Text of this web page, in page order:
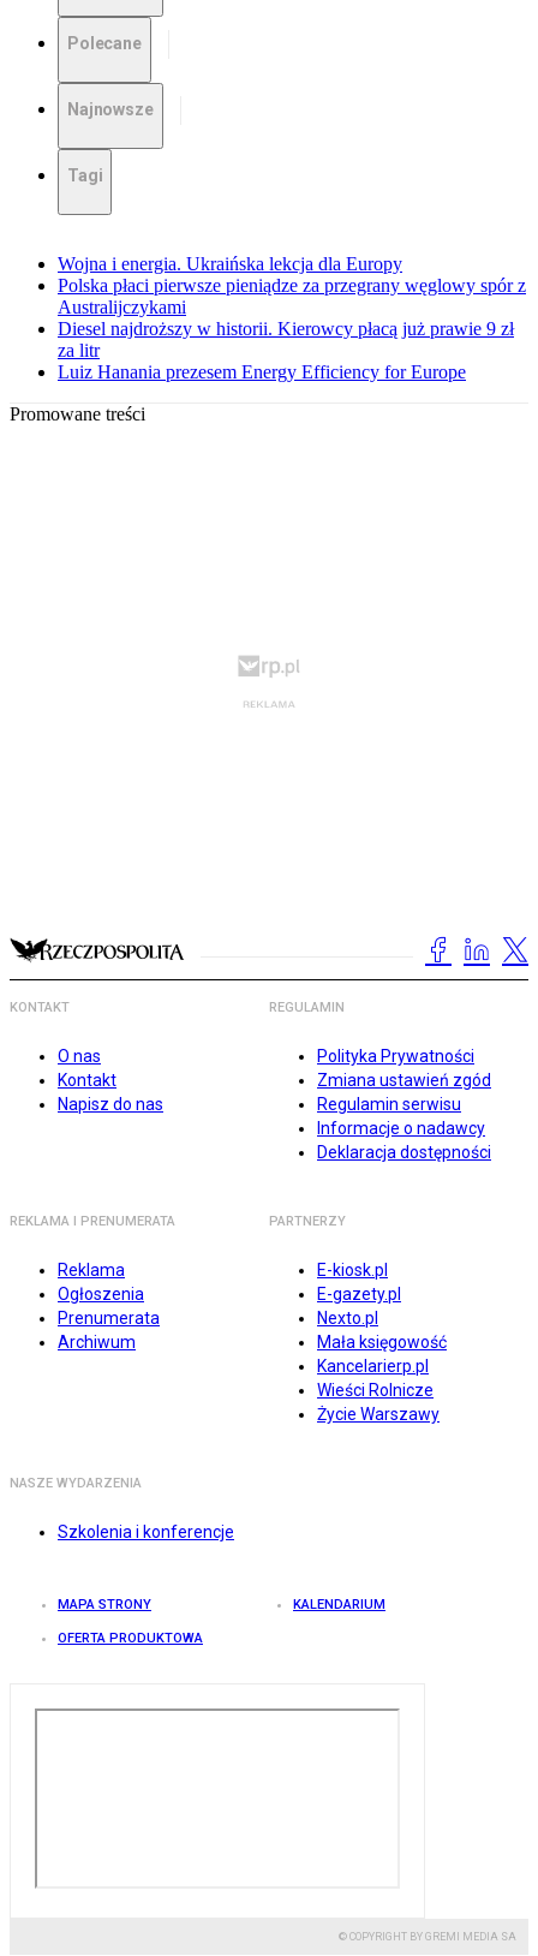
Polecane
Najnowsze
Tagi
Wojna i energia. Ukraińska lekcja dla Europy
Polska płaci pierwsze pieniądze za przegrany węglowy spór z
Australijczykami
Diesel najdroższy w historii. Kierowcy płacą już prawie 9 zł
za litr
Luiz Hanania prezesem Energy Efficiency for Europe
Promowane treści
KONTAKT
O nas
Kontakt
Napisz do nas
REGULAMIN
Polityka Prywatności
Zmiana ustawień zgód
Regulamin serwisu
Informacje o nadawcy
Deklaracja dostępności
REKLAMA I PRENUMERATA
Reklama
Ogłoszenia
Prenumerata
Archiwum
PARTNERZY
E-kiosk.pl
E-gazety.pl
Nexto.pl
Mała księgowość
Kancelarierp.pl
Wieści Rolnicze
Życie Warszawy
NASZE WYDARZENIA
Szkolenia i konferencje
MAPA STRONY KALENDARIUM
OFERTA PRODUKTOWA
© COPYRIGHT BY GREMI MEDIA SA